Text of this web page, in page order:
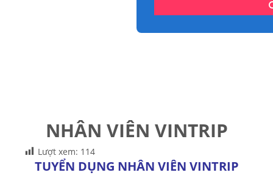
NHÂN VIÊN VINTRIP
Lượt xem: 114
TUYỂN DỤNG NHÂN VIÊN VINTRIP